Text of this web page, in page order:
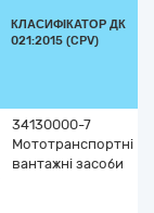
КЛАСИФІКАТОР ДК
021:2015 (CPV)
34130000-7
Мототранспортні
вантажні засоби